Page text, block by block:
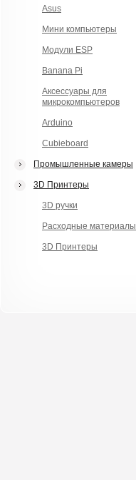
Asus
Мини компьютеры
Модули ESP
Banana Pi
Аксессуары для
микрокомпьютеров
Arduino
Cubieboard
Промышленные камеры
3D Принтеры
3D ручки
Расходные материалы
3D Принтеры